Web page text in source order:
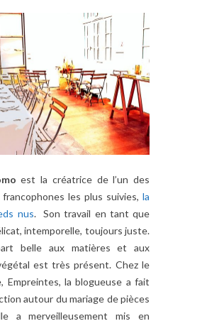
est la créatrice de l’un des
les plus suivies, la
nus. Son travail en tant que
intemporelle, toujours juste.
belle aux matières et aux
est très présent. Chez le
Empreintes, la blogueuse a fait
autour du mariage de pièces
a merveilleusement mis en